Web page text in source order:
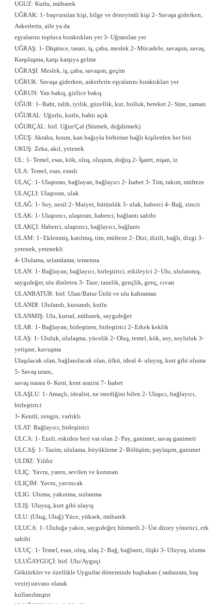
UGUZ: Kutlu, mübarek
UĞRAK: 1- başvurulan kişi, bilge ve deneyimli kişi 2- Savaşa giderken,
Askerlerin, aile ya da
eşyalarını topluca bıraktıkları yer 3- Uğranılan yer
UĞRAŞ: 1- Düşünce, tasarı, iş, çaba, meslek 2- Mücadele, savaşım, savaş,
Karşılaşma, karşı karşıya gelme
UĞRAŞI: Meslek, iş, çaba, savaşım, geçim
UĞRUK: Savaşa giderken, askerlerin eşyalarını bıraktıkları yer
UĞRUN: Yan bakış, gizlice bakış
UĞUR: 1- Baht, talih, iyilik, güzellik, kut, bolluk, bereket 2- Süre, zaman
UĞURAL: Uğurlu, kutlu, bahtı açık
UĞURÇAL: birl. Uğur/Çal (Sürmek, değdirmek)
UĞUŞ: Akraba, hısım, kan bağıyla birbirine bağlı kişilerden her biri
UKUŞ: Zeka, akıl, yetenek
UL: 1- Temel, esas, kök, oluş, oluşum, doğuş 2- İşaret, nişan, iz
ULA: Temel, esas, esaslı
ULAÇ: 1- Ulaştıran, bağlayan, bağlayıcı 2- İsabet 3- Tim, takım, müfreze
ULAÇLI: Ulaştıran, ulak
ULAĞ: 1- Soy, nesil 2- Maiyet, bütünlük 3- ulak, haberci 4- Bağ, zincir
ULAK: 1- Ulaştırıcı, ulaştıran, haberci, bağlantı sahibi
ULAKÇI: Haberci, ulaştırıcı, bağlayıcı, bağlantı
ULAM: 1- Eklenmiş, katılmış, tim, müfreze 2- Dizi, dizili, bağlı, dizgi 3-
yetenek, yetenekli
4- Ululama, selamlama, temenna
ULAN: 1- Bağlayan, bağlayıcı, birleştirici, etkileyici 2- Ulu, ululanmış,
saygıdeğer, söz dinleten 3- Taze, tazelik, gençlik, genç, cıvan
ULANBATUR: birl. Ulan/Batur Ünlü ve ulu kahraman
ULANDI: Ululandı, kutsandı, kutlu
ULANMIŞ: Ulu, kutsal, mübarek, saygıdeğer
ULAR: 1- Bağlayan, birleştiren, birleştirici 2- Erkek keklik
ULAŞ: 1- Ululuk, ululaşma, yücelik 2- Oluş, temel, kök, soy, soyluluk 3-
yetişme, kavuşma
Ulaşılacak olan, bağlanılacak olan, ülkü, ideal 4- uluyuş, kurt gibi uluma
5- Savaş uranı,
savaş narası 6- Kent, kent arazisi 7- İsabet
ULAŞLU: 1- Amaçlı, idealist, ne istediğini bilen 2- Ulaşıcı, bağlayıcı,
birleştirici
3- Kentli, zengin, varlıklı
ULAT: Bağlayıcı, birleştirici
ULCA: 1- Ezeli, eskiden beri var olan 2- Pay, ganimet, savaş ganimeti
ULCAŞ: 1- Tazim, ululama, büyükleme 2- Bölüşüm, paylaşım, ganimet
ULDIZ: Yıldız
ULIÇ: Yavru, yaren, sevilen ve korunan
ULIÇIM: Yavru, yavrucak
ULIG: Uluma, yakınma, sızlanma
ULIŞ: Uluyuş, kurt gibi ulayış
ULU: (Ulug, Uluğ) Yüce, yüksek, mübarek
ULUCA: 1- Ululuğa yakın, saygıdeğer, hürmetli 2- Üst düzey yönetici, erk
sahibi
ULUÇ: 1- Temel, esas, oluş, ulaş 2- Bağ, bağlantı, ilişki 3- Uluyuş, uluma
ULUĞAYGUÇİ: birl. Ulu/Ayguçi
Göktürkler ve özellikle Uygurlar döneminde başbakan ( sadrazam, baş
vezir) unvanı olarak
kullanılmıştır.